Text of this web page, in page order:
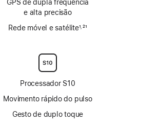
GPS de dupla frequência
e alta precisão
Rede móvel e satélite1 ,21
Processador S10
Movimento rápido do pulso
Gesto de duplo toque